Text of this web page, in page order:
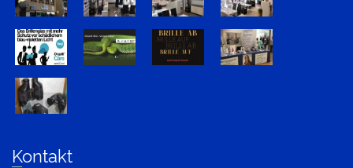
Kontakt